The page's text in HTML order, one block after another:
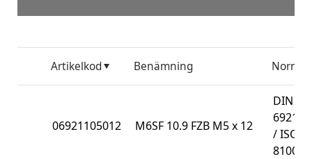
Artikelkod Benämning Norm
06921105012 M6SF 10.9 FZB M5 x 12
DIN
6921
/ ISO
8100